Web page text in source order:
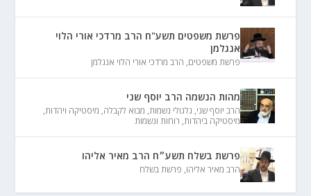
פרשת משפטים תשע"ח הרב מרדכי אורי הלוי
אנגלמן
פרשת משפטים, הרב מרדכי אורי הלוי אנגלמן
מהות הנשמה הרב יוסף שני
הרב יוסף שני, גלגולי נשמות, מבוא לקבלה, מיסטיקה ויהדות,
מיסטיקה ביהדות, רוחות ונשמות
פרשת בשלח תשע״ח הרב מאיר אליהו
הרב מאיר אליהו, פרשת בשלח